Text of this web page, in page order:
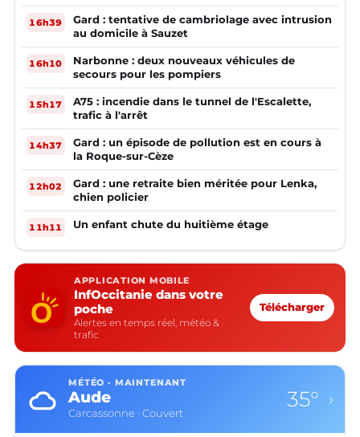
16h39
Gard : tentative de cambriolage avec intrusion
au domicile à Sauzet
16h10
Narbonne : deux nouveaux véhicules de
secours pour les pompiers
15h17
A75 : incendie dans le tunnel de l'Escalette,
trafic à l'arrêt
14h37
Gard : un épisode de pollution est en cours à
la Roque-sur-Cèze
12h02
Gard : une retraite bien méritée pour Lenka,
chien policier
11h11 Un enfant chute du huitième étage
APPLICATION MOBILE
InfOccitanie dans votre
poche
Alertes en temps réel, météo &
trafic
Télécharger
MÉTÉO · MAINTENANT
Aveyron
Rodez · Couvert
34° ›